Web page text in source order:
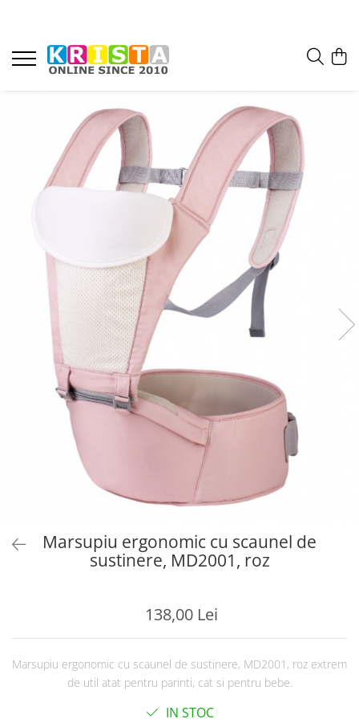
Marsupiu ergonomic cu scaunel de
sustinere, MD2001, roz
138,00 Lei
Marsupiu ergonomic cu scaunel de sustinere, MD2001, roz extrem
de util atat pentru parinti, cat si pentru bebe.
IN STOC